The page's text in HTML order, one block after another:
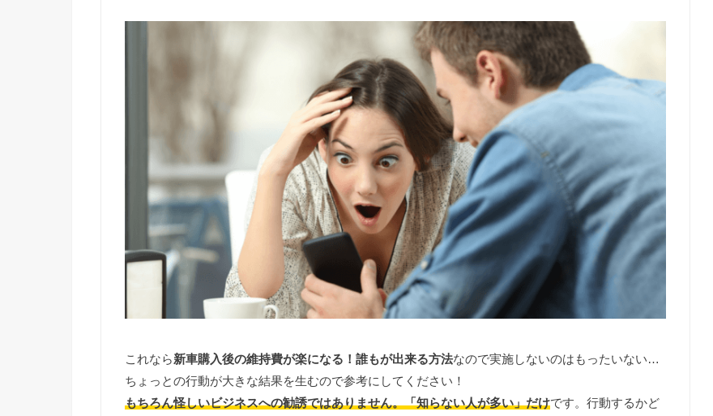
これなら新車購入後の維持費が楽になる！誰もが出来る方法なので実施しないのはもったいない…
ちょっとの行動が大きな結果を生むので参考にしてください！
もちろん怪しいビジネスへの勧誘ではありません。「知らない人が多い」だけです。行動するかど